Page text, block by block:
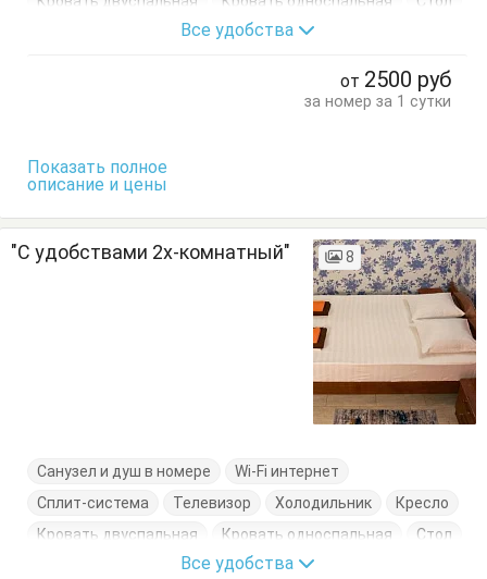
Все удобства
от 2500 руб
за номер за 1 сутки
Показать полное
описание и цены
"С удобствами 2х-комнатный" 8
Санузел и душ в номере
Wi-Fi интернет
Сплит-система
Телевизор Холодильник
Кресло
Кровать двуспальная
Кровать односпальная
Стол
Тумбочки Шкаф
Все удобства